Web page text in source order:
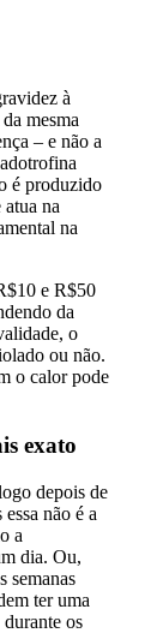
à
mesma
– e não a
é produzido
na
na
e R$50
da
o
ou não.
o calor pode
exato
depois de
não é a
a
dia. Ou,
semanas
ter uma
os